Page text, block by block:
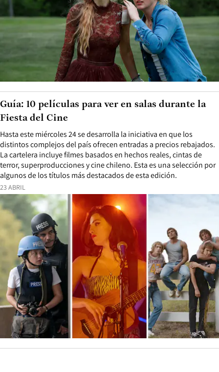
23 ABRIL
Hasta este miércoles 24 se desarrolla la iniciativa en que los
distintos complejos del país ofrecen entradas a precios rebajados.
La cartelera incluye filmes basados en hechos reales, cintas de
terror, superproducciones y cine chileno. Esta es una selección por
algunos de los títulos más destacados de esta edición.
Guía: 10 películas para ver en salas durante la
Fiesta del Cine